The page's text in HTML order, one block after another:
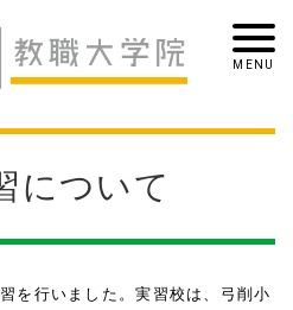
について
を行いました。実習校は、弓削小